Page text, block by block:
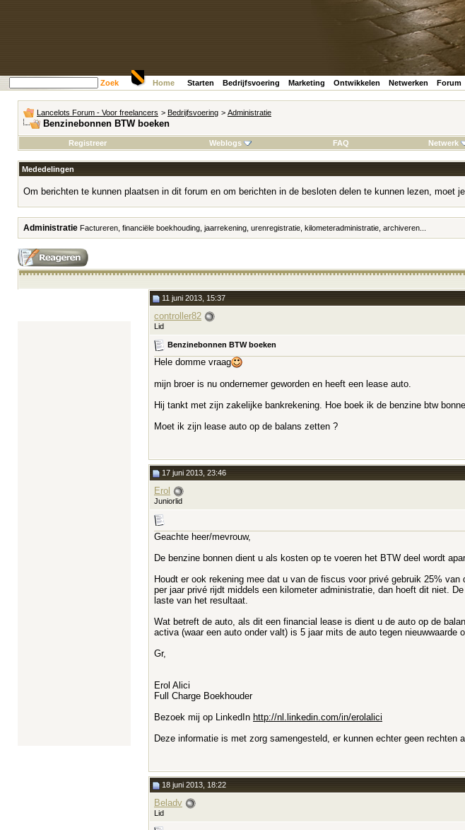
Zoek Home Starten Bedrijfsvoering Marketing Ontwikkelen Netwerken Forum
Lancelots Forum - Voor freelancers > Bedrijfsvoering > Administratie
Benzinebonnen BTW boeken
Registreer
Weblogs FAQ Netwerk
Mededelingen
Om berichten te kunnen plaatsen in dit forum en om berichten in de besloten delen te kunnen lezen, moet
Administratie Factureren, financiële boekhouding, jaarrekening, urenregistratie, kilometeradministratie, archiveren...
11 juni 2013, 15:37
controller82
Lid
Benzinebonnen BTW boeken
Hele domme vraag
mijn broer is nu ondernemer geworden en heeft een lease auto.
Hij tankt met zijn zakelijke bankrekening. Hoe boek ik de benzine btw
Moet ik zijn lease auto op de balans zetten ?
17 juni 2013, 23:46
Erol
Juniorlid
Geachte heer/mevrouw,
De benzine bonnen dient u als kosten op te voeren het BTW deel wordt
Houdt er ook rekening mee dat u van de fiscus voor privé gebruik 25%
per jaar privé rijdt middels een kilometer administratie, dan hoeft dit niet.
laste van het resultaat.
Wat betreft de auto, als dit een financial lease is dient u de auto op de
activa (waar een auto onder valt) is 5 jaar mits de auto tegen nieuwwaarde
Gr,
Erol Alici
Full Charge Boekhouder
Bezoek mij op LinkedIn http://nl.linkedin.com/in/erolalici
Deze informatie is met zorg samengesteld, er kunnen echter geen rechten
18 juni 2013, 18:22
Beladv
Lid